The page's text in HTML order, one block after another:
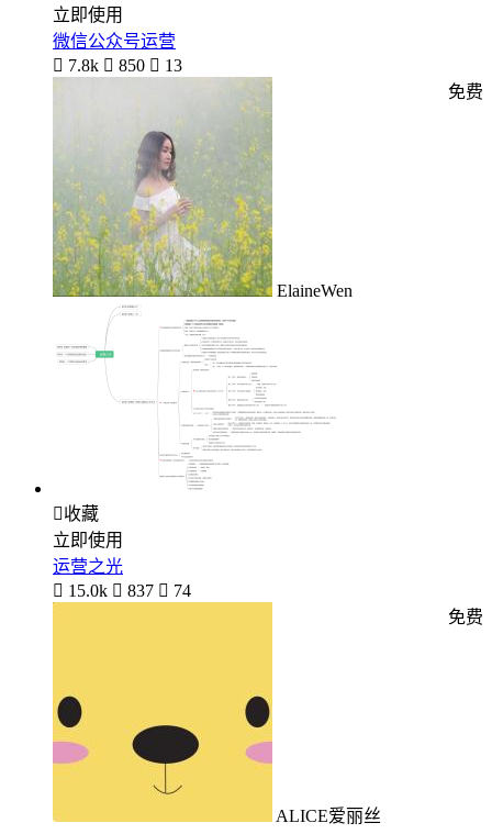
立即使用
微信公众号运营
 7.8k  850  13
ElaineWen
免费
收藏
立即使用
运营之光
 15.0k  837  74
ALICE爱丽丝
免费